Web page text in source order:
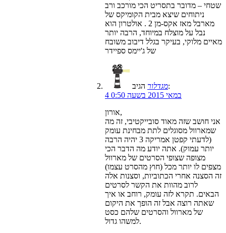
שטחי – מדובר בתסריט הכי מורכב ורב
ניתוחים שיצא מבית הקומיקס של
מארבל מאז אקס-מן 2 . אולטרון הוא
נבל על מוצלח במיוחד, הרבה יותר
מאיים מלוקי, בעיקר בגלל דיבוב משובח
של ג'יימס ספיידר
מגדלורהגיב:
4 במאי 2015 בשעה 0:50
אורון,
אני חושב שזה מאוד סובייקטיבי, זה מה
שמארוול מסוגלים לתת מבחינת עומק
(לדעתי קפטן אמריקה 3 יהיה הרבה
יותר עמוק). אתה יודע מה הדבר הכי
מצופה שצופי הסרטים של מארוול
מצפים לו יותר מכל (חוץ מהסרט עצמו)
זה הסצנה אחרי הכתוביות, וסצנות אלה
לרוב מהוות את הקשר לסרטים
הבאים. תקרא לזה עומק, רוחב או איך
שאתה רוצה אבל זה הופך את היקום
של מארוול והסרטים שלהם כסט
למשהו גדול.